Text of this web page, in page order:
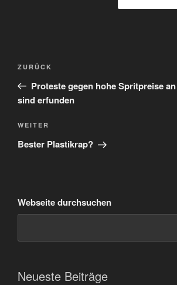
Beitragsnavigation
Vorheriger
Beitrag
ZURÜCK
Proteste gegen hohe Spritpreise
sind erfunden
Nächster
Beitrag
WEITER
Bester Plastikrap?
Webseite durchsuchen
Neueste Beiträge